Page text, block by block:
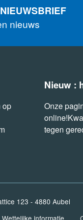
nieuws
op
Nieuw :
Onze
tegen
123 - 4880 Aubel
Wettelijke informatie